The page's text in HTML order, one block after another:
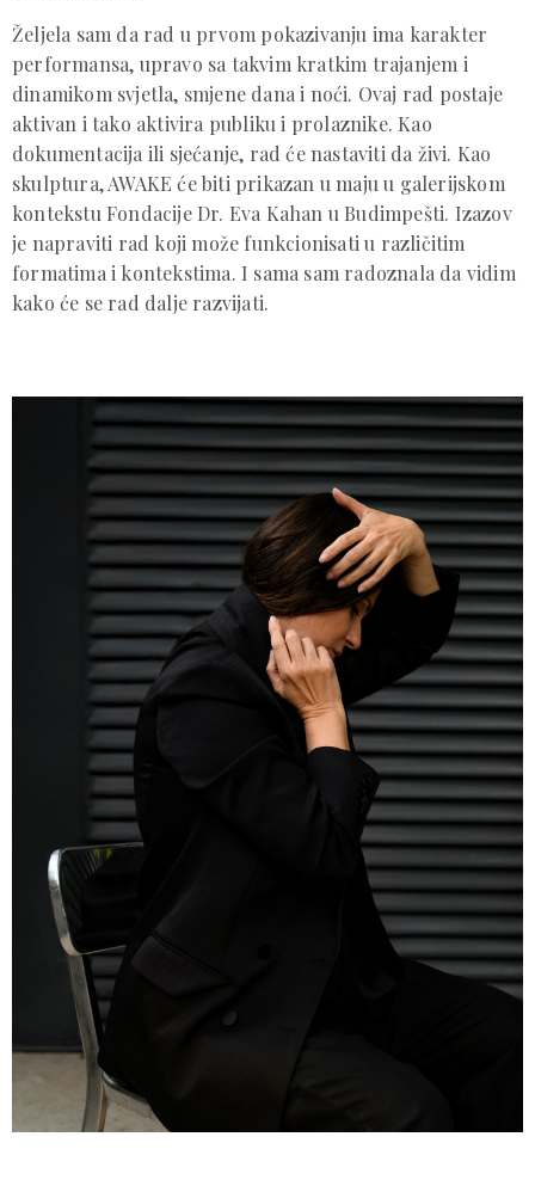
Željela sam da rad u prvom pokazivanju ima karakter
performansa, upravo sa takvim kratkim trajanjem i
dinamikom svjetla, smjene dana i noći. Ovaj rad postaje
aktivan i tako aktivira publiku i prolaznike. Kao
dokumentacija ili sjećanje, rad će nastaviti da živi. Kao
skulptura, AWAKE će biti prikazan u maju u galerijskom
kontekstu Fondacije Dr. Eva Kahan u Budimpešti. Izazov
je napraviti rad koji može funkcionisati u različitim
formatima i kontekstima. I sama sam radoznala da vidim
kako će se rad dalje razvijati.